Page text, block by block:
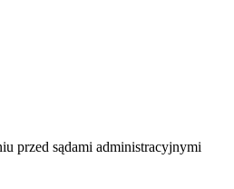
przed sądami administracyjnymi